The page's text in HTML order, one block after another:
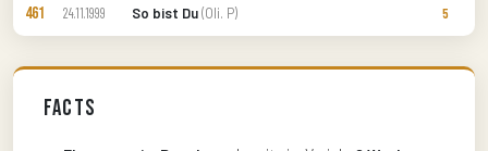
461 24.11.1999 So bist Du(Oli. P) 5
Facts